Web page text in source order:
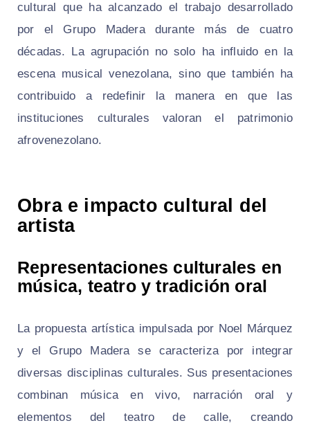
cultural que ha alcanzado el trabajo desarrollado
por el Grupo Madera durante más de cuatro
décadas. La agrupación no solo ha influido en la
escena musical venezolana, sino que también ha
contribuido a redefinir la manera en que las
instituciones culturales valoran el patrimonio
afrovenezolano.
Obra e impacto cultural del
artista
Representaciones culturales en
música, teatro y tradición oral
La propuesta artística impulsada por Noel Márquez
y el Grupo Madera se caracteriza por integrar
diversas disciplinas culturales. Sus presentaciones
combinan música en vivo, narración oral y
elementos del teatro de calle, creando